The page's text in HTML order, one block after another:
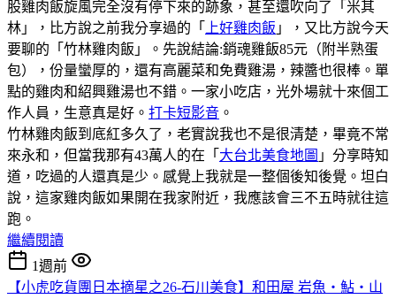
股雞肉飯旋風完全沒有停下來的跡象，甚至還吹向了「米其
林」，比方說之前我分享過的「
上好雞肉飯 」，又比方說今天
要聊的「竹林雞肉飯」。先說結論:銷魂雞飯85元（附半熟蛋
包），份量蠻厚的，還有高麗菜和免費雞湯，辣醬也很棒。單
點的雞肉和紹興雞湯也不錯。一家小吃店，光外場就十來個工
作人員，生意真是好。 打卡短影音 。
竹林雞肉飯到底紅多久了，老實說我也不是很清楚，畢竟不常
來永和，但當我那有43萬人的在「 大台北美食地圖 」分享時知
道，吃過的人還真是少。感覺上我就是一整個後知後覺。坦白
說，這家雞肉飯如果開在我家附近，我應該會三不五時就往這
跑。
繼續閱讀
1週前
【小虎吃貨團日本摘星之26-石川美食】和田屋 岩魚・鮎・山